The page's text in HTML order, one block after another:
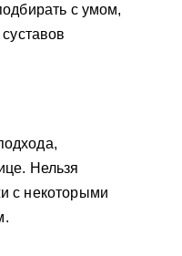
с умом,
Нельзя
с некоторыми